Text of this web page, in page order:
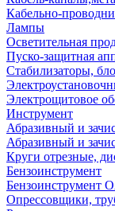
Кабельно-
Лампы
Осветительная
Пуско-защитная
Стабилизаторы,
Электрощитовое
Инструмент
Абразивный и
Абразивный и
Круги отрезные,
Бензоинструмент
Бензоинструмент
Опрессовщики,